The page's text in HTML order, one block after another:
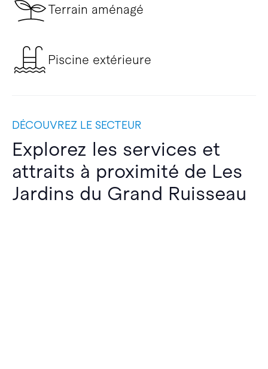
Terrain aménagé
Piscine extérieure
DÉCOUVREZ LE SECTEUR
Explorez les services et
attraits à proximité de Les
Jardins du Grand Ruisseau